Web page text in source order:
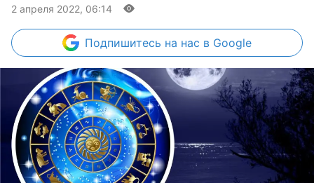
2 апреля 2022, 06:14
Подпишитесь на нас в Google